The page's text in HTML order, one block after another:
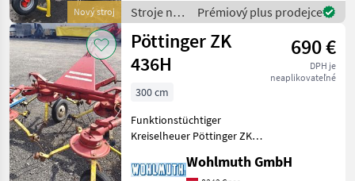
Nový stroj
Hydrolift Warntafel mit
Beleuchtung hydraulisch
verstellbare Grenzstreueinr
Stroje na
zber
objemových
krmív /
Pöttinger
Prémiový plus prodejce
Pöttinger ZK
436H
690 €
DPH je
neaplikovateľné
300 cm
Funktionstüchtiger
Kreiselheuer Pöttinger ZK
mechanischeWohlmuth GmbH